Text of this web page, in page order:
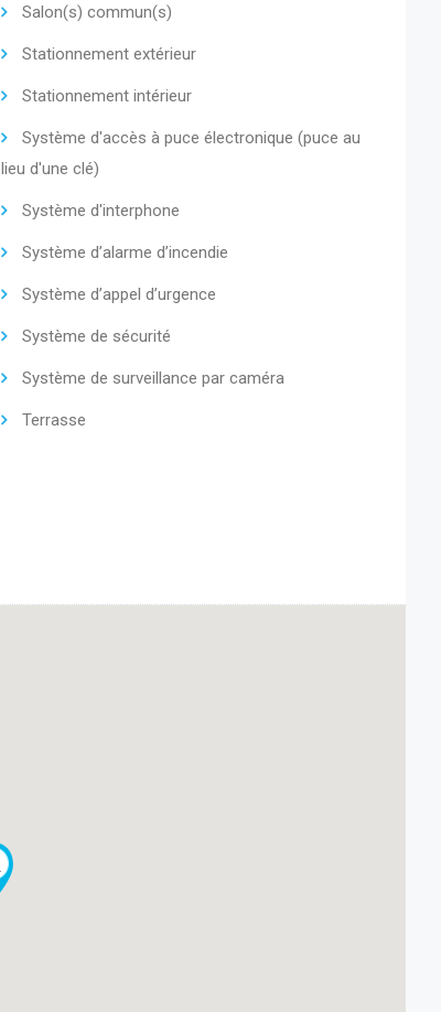
Salon(s) commun(s)
Stationnement extérieur
Stationnement intérieur
Système d'accès à puce électronique (puce au
lieu d'une clé)
Système d'interphone
Système d’alarme d’incendie
Système d’appel d’urgence
Système de sécurité
Système de surveillance par caméra
Terrasse